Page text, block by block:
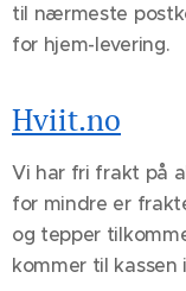
til nærmeste
for hjem-levering.
Hviit.no
Vi har fri frakt på
for mindre er
og tepper
kommer til